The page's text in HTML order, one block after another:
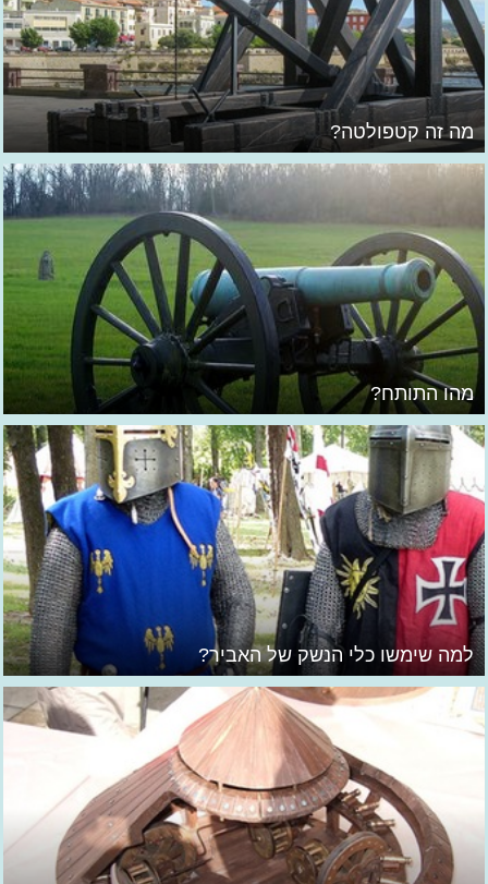
מה זה קטפולטה?
מהו התותח?
למה שימשו כלי הנשק של האביר?